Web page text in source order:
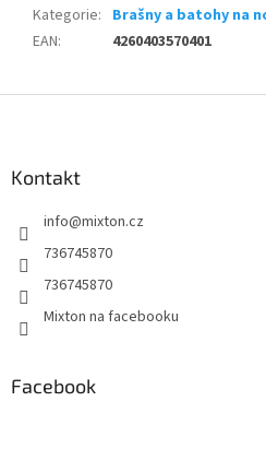
Kategorie: Brašny a batohy na
EAN: 4260403570401
Kontakt
info@mixton.cz
736745870
736745870
Mixton na facebooku
Facebook